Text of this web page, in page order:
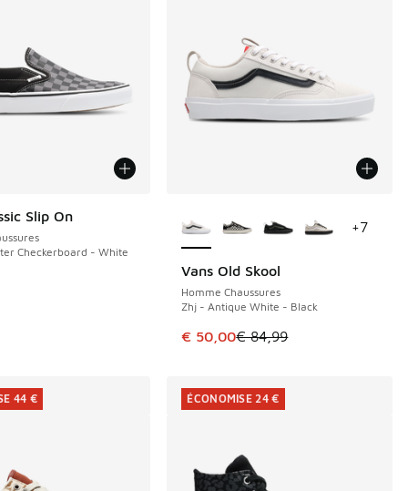
Slip On
Checkerboard - White
Vans Old Skool
Homme Chaussures
Zhj - Antique White - Black
Cet article est en promotion.
€ 50,00€ 84,99
ÉCONOMISE 34 €
+7
44 € ÉCONOMISE 24 €